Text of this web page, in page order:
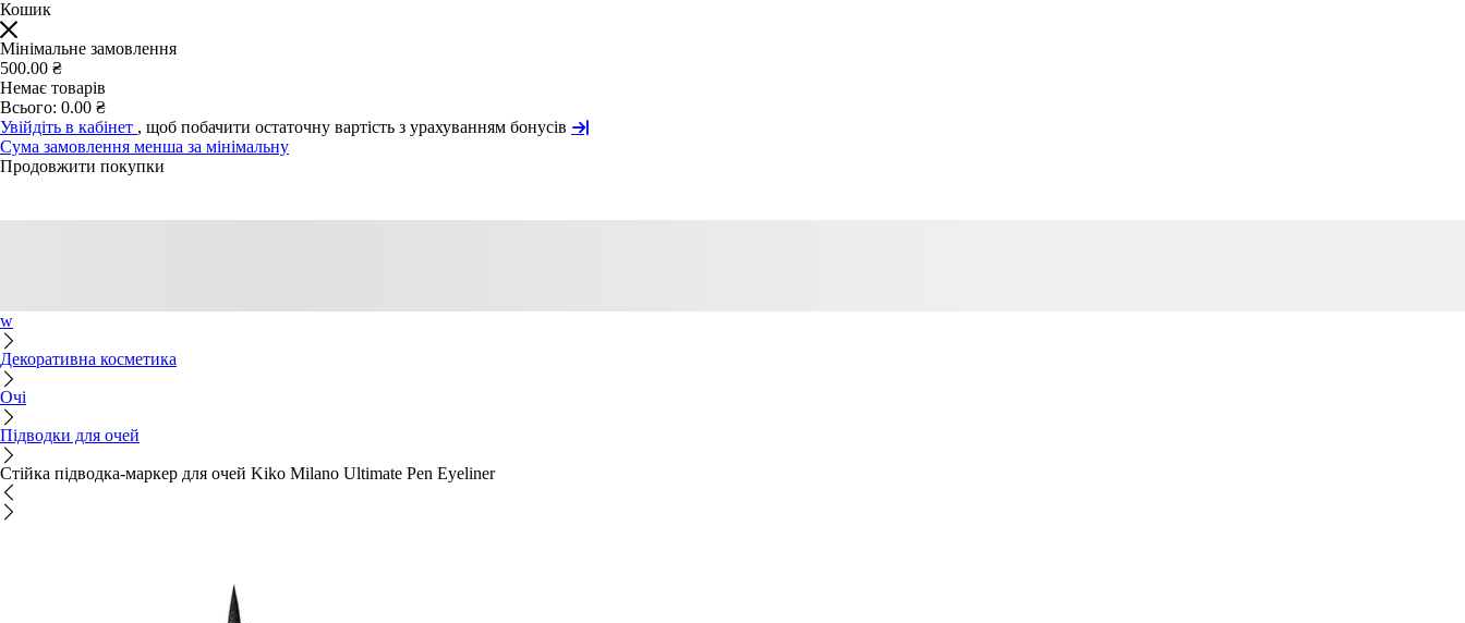
Кошик
Мінімальне замовлення
500.00 ₴
Немає товарів
Всього: 0.00 ₴
Увійдіть в кабінет , щоб побачити остаточну вартість з урахуванням бонусів
Сума замовлення менша за мінімальну
Продовжити покупки
w
Декоративна косметика
Очі
Підводки для очей
Стійка підводка-маркер для очей Kiko Milano Ultimate Pen Eyeliner